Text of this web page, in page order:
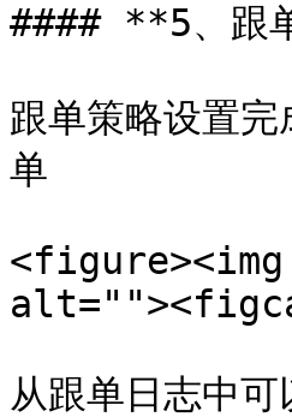
#### **5、跟
跟单策略设置
单
从跟单日志中